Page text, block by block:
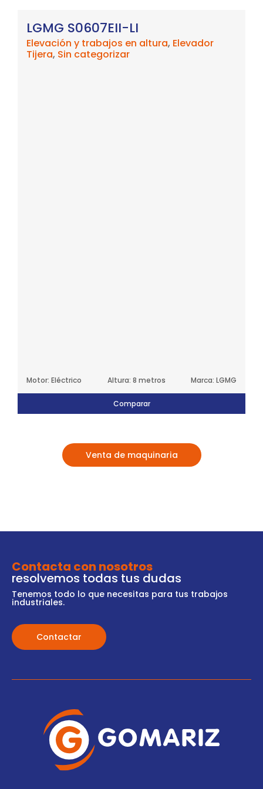
LGMG S0607EII-LI
Elevación y trabajos en altura, Elevador
Tijera, Sin categorizar
Motor: Eléctrico Altura: 8 metros Marca: LGMG
Comparar
Venta de maquinaria
Contacta con nosotros
resolvemos todas tus dudas
Tenemos todo lo que necesitas para tus trabajos
industriales.
Contactar